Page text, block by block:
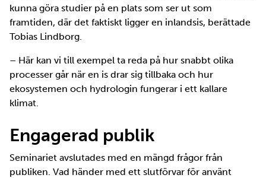
kunna göra studier på en plats som ser ut som
framtiden, där det faktiskt ligger en inlandsis, berättade
Tobias Lindborg.
– Här kan vi till exempel ta reda på hur snabbt olika
processer går när en is drar sig tillbaka och hur
ekosystemen och hydrologin fungerar i ett kallare
klimat.
Engagerad publik
Seminariet avslutades med en mängd frågor från
publiken. Vad händer med ett slutförvar för använt